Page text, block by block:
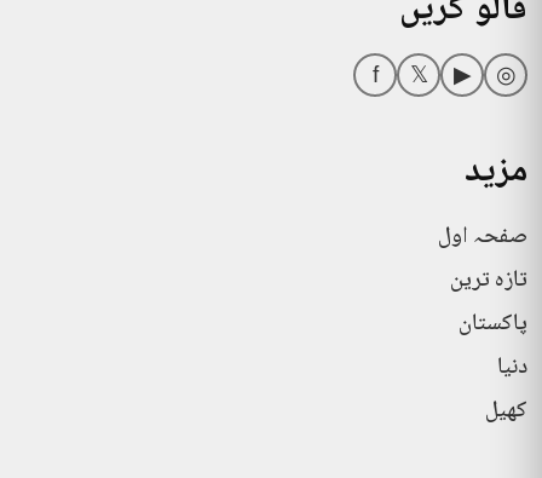
◎
▶
𝕏
f
مزید
صفحہ اول
تازہ ترین
پاکستان
دنیا
کھیل